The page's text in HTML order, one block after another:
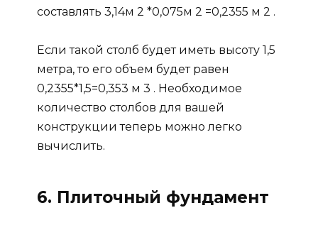
составлять 3,14м 2 *0,075м 2 =0,2355 м 2 .
Если такой столб будет иметь высоту 1,5
метра, то его объем будет равен
0,2355*1,5=0,353 м 3 . Необходимое
количество столбов для вашей
конструкции теперь можно легко
вычислить.
6. Плиточный фундамент